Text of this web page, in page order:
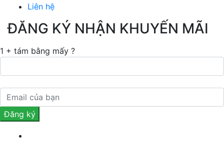
Liên hệ
ĐĂNG KÝ NHẬN KHUYẾN MÃI
1 + tám bằng mấy ?